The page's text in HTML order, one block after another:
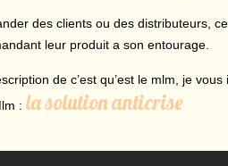
des clients ou des distributeurs,
leur produit a son entourage.
de c’est qu’est le mlm, je
: la solution anticrise